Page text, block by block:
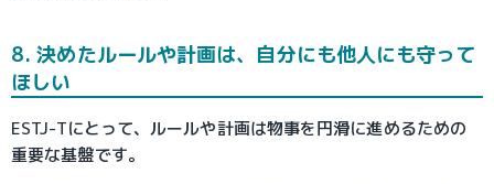
8. 決めたルールや計画は、自分にも他人にも守って
ほしい
ESTJ-Tにとって、ルールや計画は物事を円滑に進めるための
重要な基盤です。